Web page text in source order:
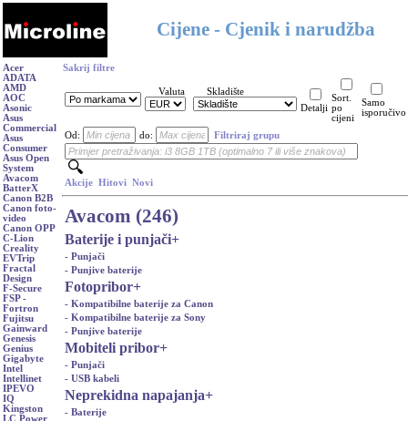
Cijene - Cjenik i narudžba
Acer
ADATA
AMD
AOC
Asonic
Asus
Commercial
Asus
Consumer
Asus Open
System
Avacom
BatterX
Canon B2B
Canon foto-
video
Canon OPP
C-Lion
Creality
EVTrip
Fractal
Design
F-Secure
FSP -
Fortron
Fujitsu
Gainward
Genesis
Genius
Gigabyte
Intel
Intellinet
IPEVO
IQ
Kingston
LC Power
Sakrij filtre
Valuta
Skladište
Detalji
Sort.
po
cijeni
Samo
isporučivo
Od: do: Filtriraj grupu
Akcije Hitovi Novi
Avacom (246)
Baterije i punjači+
- Punjači
- Punjive baterije
Fotopribor+
- Kompatibilne baterije za Canon
- Kompatibilne baterije za Sony
- Punjive baterije
Mobiteli pribor+
- Punjači
- USB kabeli
Neprekidna napajanja+
- Baterije